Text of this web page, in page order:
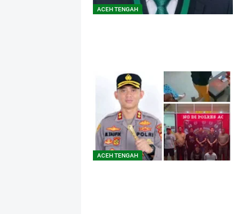
ACEH TENGAH
ACEH TENGAH